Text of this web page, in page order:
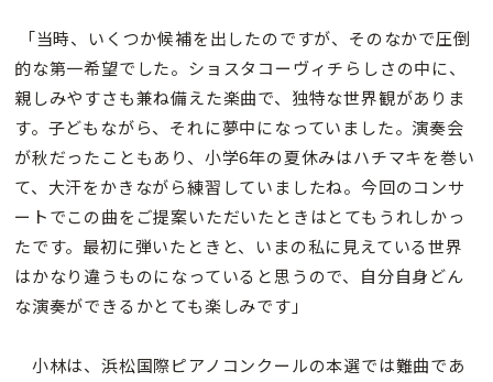
「当時、いくつか候補を出したのですが、そのなかで圧倒
的な第一希望でした。ショスタコーヴィチらしさの中に、
親しみやすさも兼ね備えた楽曲で、独特な世界観がありま
す。子どもながら、それに夢中になっていました。演奏会
が秋だったこともあり、小学6年の夏休みはハチマキを巻い
て、大汗をかきながら練習していましたね。今回のコンサ
ートでこの曲をご提案いただいたときはとてもうれしかっ
たです。最初に弾いたときと、いまの私に見えている世界
はかなり違うものになっていると思うので、自分自身どん
な演奏ができるかとても楽しみです」
小林は、浜松国際ピアノコンクールの本選では難曲であ